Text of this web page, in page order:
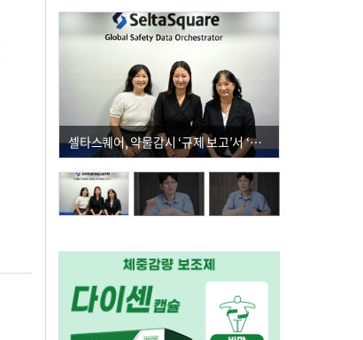
셀타스퀘어, 약물감시 ‘규제 보고’서 ‘데이터 의사결정’으로 "PVX 전환 요구 커진다"